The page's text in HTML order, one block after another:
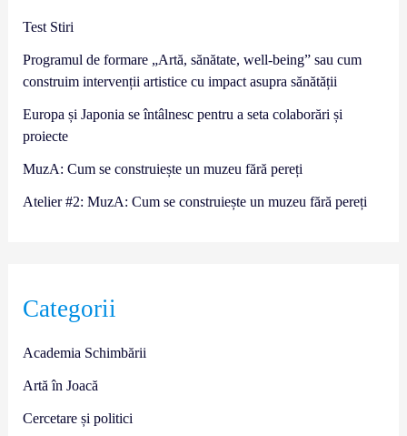
Test Stiri
Programul de formare „Artă, sănătate, well-being” sau cum
construim intervenții artistice cu impact asupra sănătății
Europa și Japonia se întâlnesc pentru a seta colaborări și
proiecte
MuzA: Cum se construiește un muzeu fără pereți
Atelier #2: MuzA: Cum se construiește un muzeu fără pereți
Categorii
Academia Schimbării
Artă în Joacă
Cercetare și politici